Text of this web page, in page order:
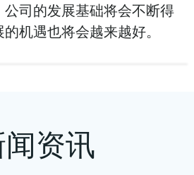
司的发展基础将会不断得
机遇也将会越来越好。
资讯